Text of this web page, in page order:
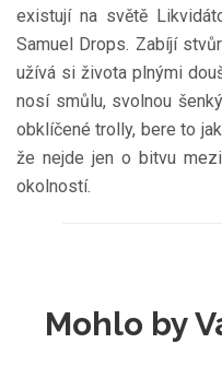
existují na světě
Samuel Drops. Zabíjí
užívá si života plnými
nosí smůlu, svolnou
obklíčené trolly, bere to
že nejde jen o bitvu
okolností.
Mohlo by